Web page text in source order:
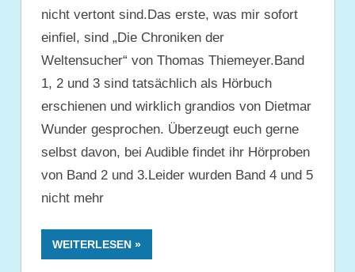
nicht vertont sind.Das erste, was mir sofort
einfiel, sind „Die Chroniken der
Weltensucher“ von Thomas Thiemeyer.Band
1, 2 und 3 sind tatsächlich als Hörbuch
erschienen und wirklich grandios von Dietmar
Wunder gesprochen. Überzeugt euch gerne
selbst davon, bei Audible findet ihr Hörproben
von Band 2 und 3.Leider wurden Band 4 und 5
nicht mehr
WEITERLESEN